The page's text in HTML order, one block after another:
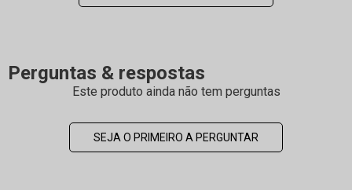
Perguntas & respostas
Este produto ainda não tem perguntas
SEJA O PRIMEIRO A PERGUNTAR